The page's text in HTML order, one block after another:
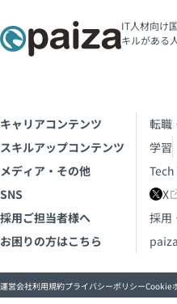
IT人材向け
キルがある
キャリアコンテンツ 転職
スキルアップコンテンツ
学習
メディア・その他
SNS
X
採用ご担当者様へ
採用
お困りの方はこちら
運営会社利用規約プライバシーポリシーCookie